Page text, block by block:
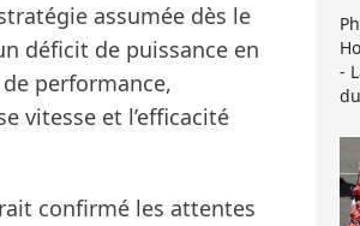
assumée dès le
déficit de puissance en
performance,
vitesse et l’efficacité
confirmé les attentes
-